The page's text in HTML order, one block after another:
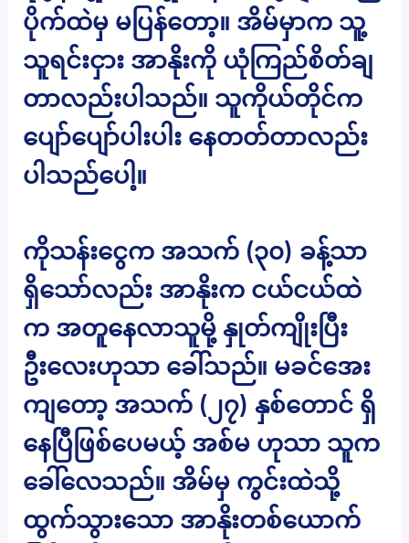
ပိုက်ထဲမှ မပြန်တော့။ အိမ်မှာက သူ့
သူရင်းငှား အာနိုးကို ယုံကြည်စိတ်ချ
တာလည်းပါသည်။ သူကိုယ်တိုင်က
ပျော်ပျော်ပါးပါး နေတတ်တာလည်း
ပါသည်ပေါ့။
ကိုသန်းငွေက အသက် (၃၀) ခန့်သာ
ရှိသော်လည်း အာနိုးက ငယ်ငယ်ထဲ
က အတူနေလာသူမို့ နှုတ်ကျိုးပြီး
ဦးလေးဟုသာ ခေါ်သည်။ မခင်အေး
ကျတော့ အသက် (၂၇) နှစ်တောင် ရှိ
နေပြီဖြစ်ပေမယ့် အစ်မ ဟုသာ သူက
ခေါ်လေသည်။ အိမ်မှ ကွင်းထဲသို့
ထွက်သွားသော အာနိုးတစ်ယောက်